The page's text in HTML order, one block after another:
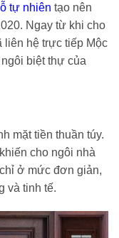
tự nhiên tạo nên
Ngay từ khi cho
liên hệ trực tiếp Mộc
biệt thự của
mặt tiền thuần túy.
cho ngôi nhà
ở mức đơn giản,
và tinh tế.